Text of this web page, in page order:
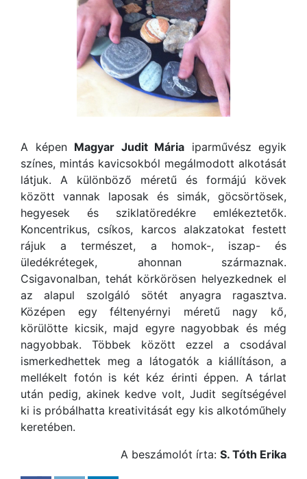
A képen Magyar Judit Mária iparművész egyik
színes, mintás kavicsokból megálmodott alkotását
látjuk. A különböző méretű és formájú kövek
között vannak laposak és simák, göcsörtösek,
hegyesek és sziklatöredékre emlékeztetők.
Koncentrikus, csíkos, karcos alakzatokat festett
rájuk a természet, a homok-, iszap- és
üledékrétegek, ahonnan származnak.
Csigavonalban, tehát körkörösen helyezkednek el
az alapul szolgáló sötét anyagra ragasztva.
Középen egy féltenyérnyi méretű nagy kő,
körülötte kicsik, majd egyre nagyobbak és még
nagyobbak. Többek között ezzel a csodával
ismerkedhettek meg a látogatók a kiállításon, a
mellékelt fotón is két kéz érinti éppen. A tárlat
után pedig, akinek kedve volt, Judit segítségével
ki is próbálhatta kreativitását egy kis alkotóműhely
keretében.
A beszámolót írta: S. Tóth Erika